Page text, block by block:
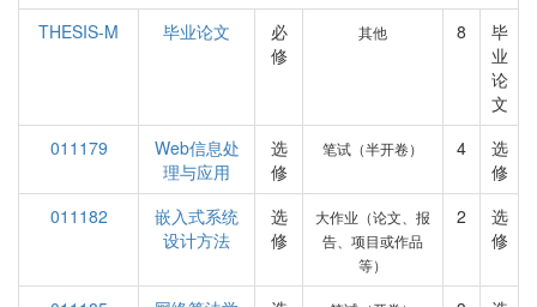
THESIS-M 毕业论文
必
修
其他 8
毕
业
论
文
011179
Web信息处
理与应用
选
修
笔试（半开卷） 4
选
修
011182
嵌入式系统
设计方法
选
修
大作业（论文、报
告、项目或作品
等）
2
选
修